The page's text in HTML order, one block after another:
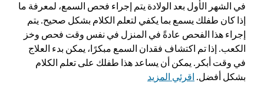
في الشهر الأول بعد الولادة يتم إجراء فحص السمع، لمعرفة ما
إذا كان طفلك يسمع بما يكفي لتعلم الكلام بشكل صحيح. يتم
إجراء هذا الفحص عادةً في المنزل في نفس وقت فحص وخز
الكعب. إذا تم اكتشاف فقدان السمع مبكرًا، يمكن بدء العلاج
في وقت أبكر. يمكن أن يساعد هذا طفلك على تعلم الكلام
بشكل أفضل. اقرئي المزيد